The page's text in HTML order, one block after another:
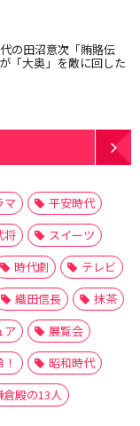
の田沼意次「賄賂伝
「大奥」を敵に回した
マ
平安時代
将
スイーツ
時代劇
テレビ
織田信長
抹茶
ア
展覧会
昭和時代
倉殿の13人